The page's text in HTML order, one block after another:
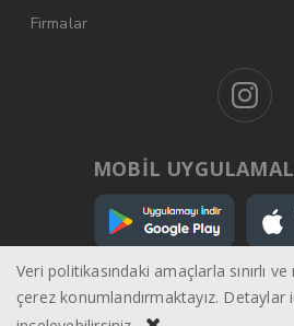
Firmalar
MOBİL
Veri politikasındaki amaçlarla sınırlı
çerez konumlandırmaktayız. Detaylar